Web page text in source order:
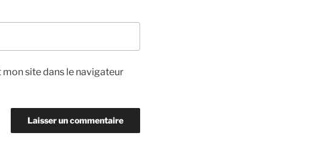
site dans le navigateur